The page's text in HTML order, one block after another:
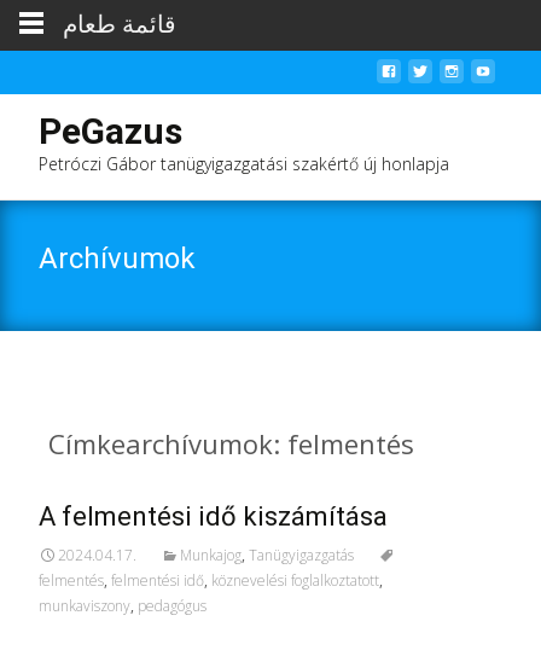
PeGazus
Petróczi Gábor tanügyigazgatási szakértő új honlapja
Archívumok
Címkearchívumok: felmentés
A felmentési idő kiszámítása
2024.04.17. Munkajog, Tanügyigazgatás
felmentés, felmentési idő, köznevelési foglalkoztatott,
munkaviszony, pedagógus
قائمة طعام